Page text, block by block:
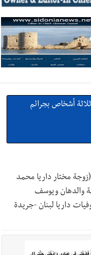
أشخاص بجرائم
المهندس محمد دندشلي : صيدا 2027 : فلنجعلها قصة
ثم نطويها
الصيفية
مختار داريا محمد
وجمعة والدهان ويوسف
داريا لبنان -جريدة